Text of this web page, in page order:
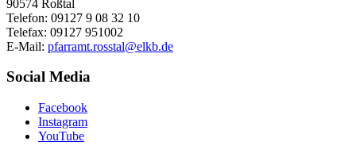
90574 Roßtal
Telefon: 09127 9 08 32 10
Telefax: 09127 951002
E-Mail: pfarramt.rosstal@elkb.de
Social Media
Facebook
Instagram
YouTube